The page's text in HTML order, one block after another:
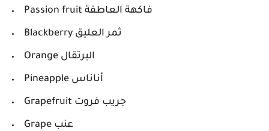
Passion fruit فاكهة العاطفة
Blackberry ثمر العليق
Orange البرتقال
Pineapple أناناس
Grapefruit جريب فروت
Grape عنب